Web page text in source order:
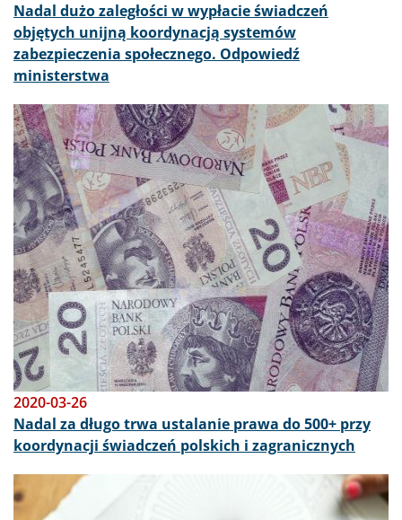
Nadal dużo zaległości w wypłacie świadczeń
objętych unijną koordynacją systemów
zabezpieczenia społecznego. Odpowiedź
ministerstwa
Obraz
2020-03-26
Nadal za długo trwa ustalanie prawa do 500+ przy
koordynacji świadczeń polskich i zagranicznych
Obraz